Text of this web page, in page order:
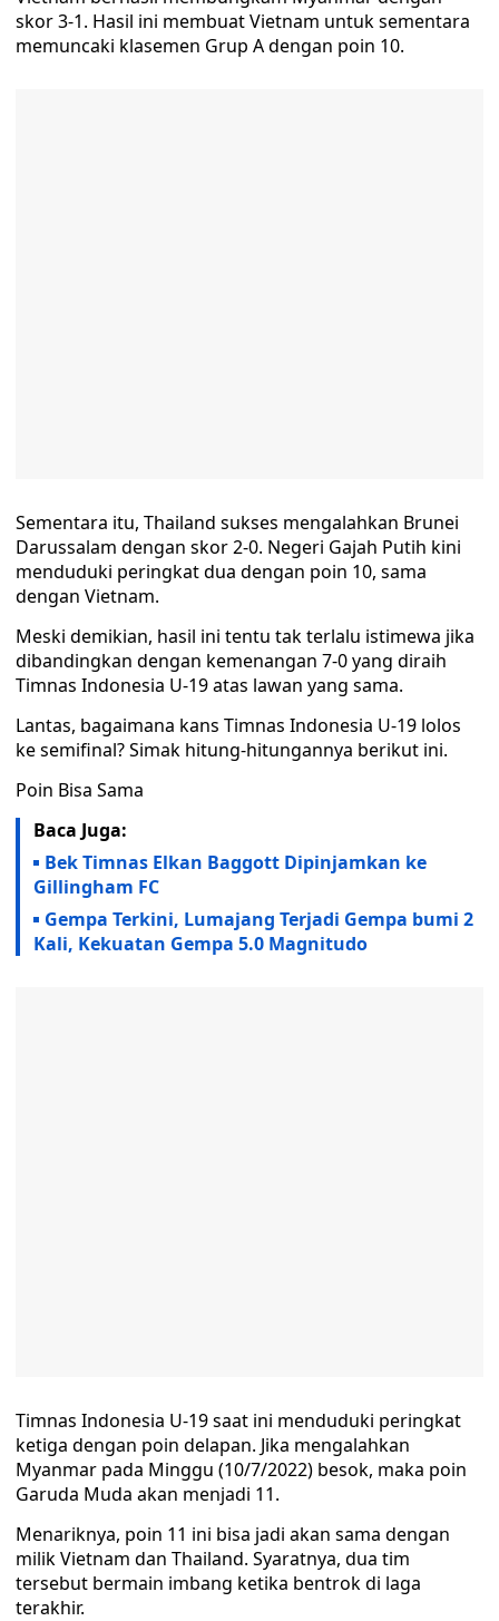
skor 3-1. Hasil ini membuat Vietnam untuk sementara
memuncaki klasemen Grup A dengan poin 10.
Sementara itu, Thailand sukses mengalahkan Brunei
Darussalam dengan skor 2-0. Negeri Gajah Putih kini
menduduki peringkat dua dengan poin 10, sama
dengan Vietnam.
Meski demikian, hasil ini tentu tak terlalu istimewa jika
dibandingkan dengan kemenangan 7-0 yang diraih
Timnas Indonesia U-19 atas lawan yang sama.
Lantas, bagaimana kans Timnas Indonesia U-19 lolos
ke semifinal? Simak hitung-hitungannya berikut ini.
Poin Bisa Sama
Baca Juga:
Bek Timnas Elkan Baggott Dipinjamkan ke
Gillingham FC
Gempa Terkini, Lumajang Terjadi Gempa bumi 2
Kali, Kekuatan Gempa 5.0 Magnitudo
Timnas Indonesia U-19 saat ini menduduki peringkat
ketiga dengan poin delapan. Jika mengalahkan
Myanmar pada Minggu (10/7/2022) besok, maka poin
Garuda Muda akan menjadi 11.
Menariknya, poin 11 ini bisa jadi akan sama dengan
milik Vietnam dan Thailand. Syaratnya, dua tim
tersebut bermain imbang ketika bentrok di laga
terakhir.